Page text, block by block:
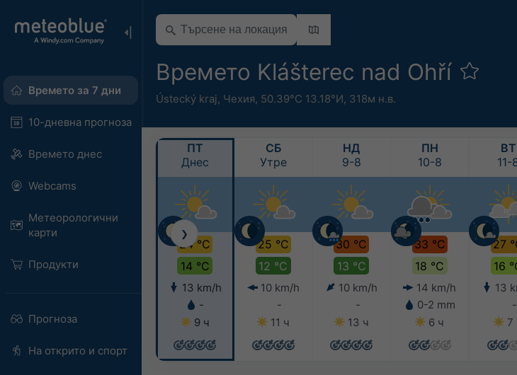
Времето за 7 дни
10-дневна прогноза
Времето днес
Webcams
Метеорологични
карти
Продукти
Прогноза
На открито и спорт
Времето Klášterec nad Ohří
Ústecký kraj, Чехия, 50.39°С 13.18°И, 318м н.в.
ПТ
Днес
24 °C
14 °C
13 km/h
-
9 ч
СБ
Утре
25 °C
12 °C
10 km/h
-
11 ч
НД
9-8
30 °C
13 °C
10 km/h
-
13 ч
ПН
10-8
33 °C
18 °C
14 km/h
0-2 mm
6 ч
ВТ
11-
27
16
13
-
7
❯